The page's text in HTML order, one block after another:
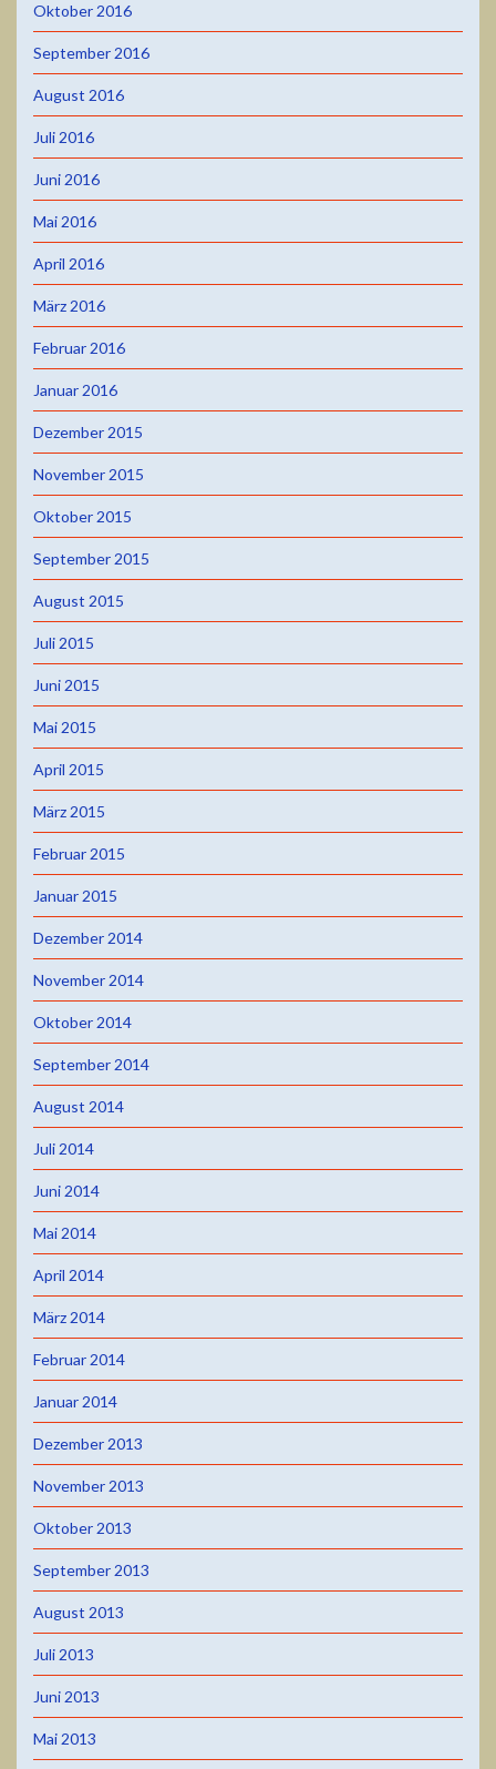
Oktober 2016
September 2016
August 2016
Juli 2016
Juni 2016
Mai 2016
April 2016
März 2016
Februar 2016
Januar 2016
Dezember 2015
November 2015
Oktober 2015
September 2015
August 2015
Juli 2015
Juni 2015
Mai 2015
April 2015
März 2015
Februar 2015
Januar 2015
Dezember 2014
November 2014
Oktober 2014
September 2014
August 2014
Juli 2014
Juni 2014
Mai 2014
April 2014
März 2014
Februar 2014
Januar 2014
Dezember 2013
November 2013
Oktober 2013
September 2013
August 2013
Juli 2013
Juni 2013
Mai 2013